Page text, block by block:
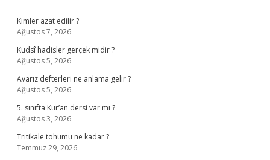
Kimler azat edilir ?
Ağustos 7, 2026
Kudsî hadisler gerçek midir ?
Ağustos 5, 2026
Avarız defterleri ne anlama gelir ?
Ağustos 5, 2026
5. sınıfta Kur’an dersi var mı ?
Ağustos 3, 2026
Tritikale tohumu ne kadar ?
Temmuz 29, 2026